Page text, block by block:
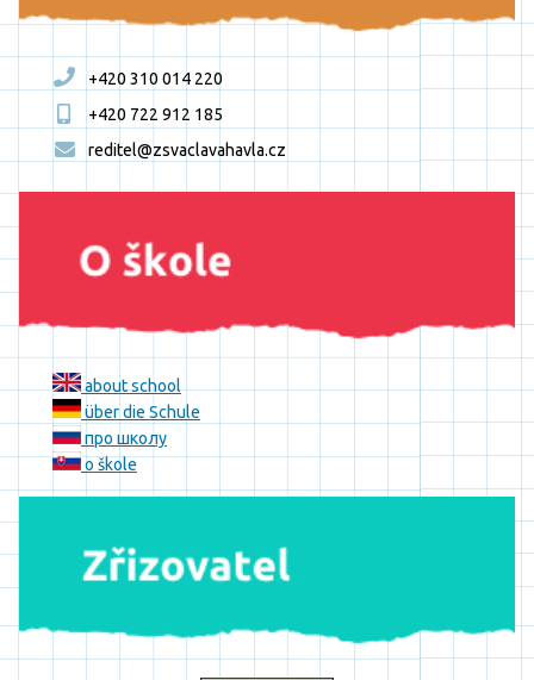
+420 310 014 220
+420 722 912 185
reditel@zsvaclavahavla.cz
about school
über die Schule
про школу
o škole